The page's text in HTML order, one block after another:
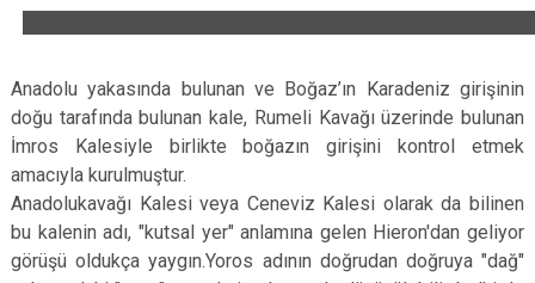
Bağcılar
Bakırköy
Bayrampaşa
Beşiktaş
Beykoz
Beyoğlu
Büyükçekmece
Güngören
Kağıthane
Kartal
Küçükçekmece
Maltepe
Pendik
Sarıyer
Ümraniye
Zeytinburnu
Arnavutköy
Başakşehir
Beylikdüzü
Çekmeköy
Anadolu yakasında bulunan ve Boğaz’ın Karadeniz girişinin
doğu tarafında bulunan kale, Rumeli Kavağı üzerinde bulunan
İmros Kalesiyle birlikte boğazın girişini kontrol etmek
amacıyla kurulmuştur.
Anadolukavağı Kalesi veya Ceneviz Kalesi olarak da bilinen
bu kalenin adı, "kutsal yer" anlamına gelen Hieron'dan geliyor
görüşü oldukça yaygın.Yoros adının doğrudan doğruya "dağ"